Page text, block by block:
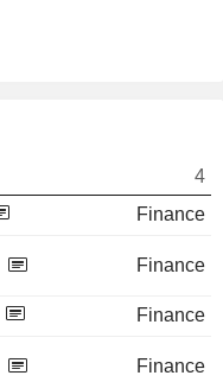
4
Finance
Finance
Finance
Finance